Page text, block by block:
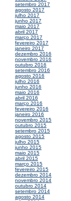
setembro 2017
agosto 2017
julho 2017
junho 2017
maio 2017
abril 2017
março 2017
fevereiro 2017
janeiro 2017
dezembro 2016
novembro 2016
outubro 2016
setembro 2016
agosto 2016
julho 2016
junho 2016
maio 2016
abril 2016
março 2016
fevereiro 2016
janeiro 2016
novembro 2015
outubro 2015
setembro 2015
agosto 2015
julho 2015
junho 2015
maio 2015
abril 2015
março 2015
fevereiro 2015
dezembro 2014
novembro 2014
outubro 2014
setembro 2014
agosto 2014